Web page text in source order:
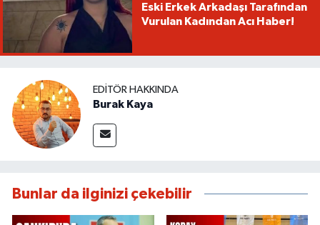
Eski Erkek Arkadaşı Tarafından
Vurulan Kadından Acı Haber!
EDITÖR HAKKINDA
Burak Kaya
Bunlar da ilginizi çekebilir